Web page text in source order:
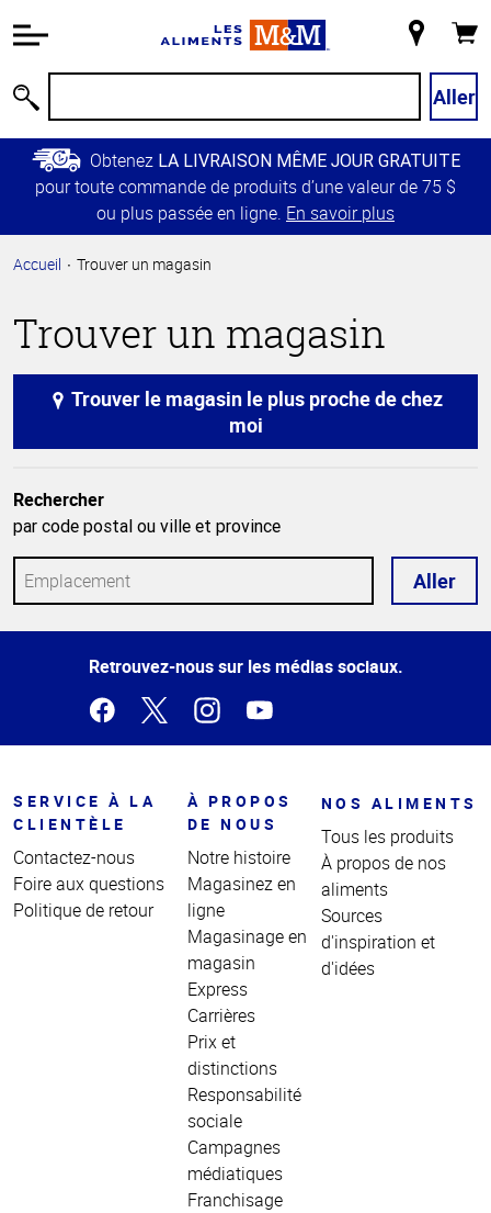
relative à
Passer
contenu
principal
Retour à
principale
magasin
Aller
Obtenez LA LIVRAISON MÊME JOUR GRATUITE
pour toute commande de produits d’une valeur de 75 $
ou plus passée en ligne. En savoir plus
Accueil Trouver un magasin
Trouver un magasin
moi
Rechercher
par code postal ou ville et province
Aller
Retrouvez-nous sur les médias sociaux.
SERVICE À LA
CLIENTÈLE
Contactez-nous
Foire aux questions
Politique de retour
À PROPOS
DE NOUS
Notre histoire
Magasinez en
ligne
Magasinage en
magasin
Express
Carrières
Prix et
distinctions
Responsabilité
sociale
Campagnes
médiatiques
Franchisage
NOS ALIMENTS
Tous les produits
À propos de nos
aliments
Sources
d'inspiration et
d'idées